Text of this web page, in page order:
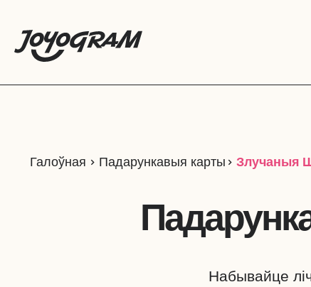
Галоўная Падарункавыя карты Злучаныя
Набывайце